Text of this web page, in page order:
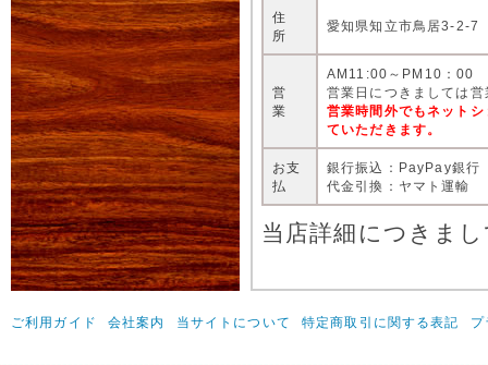
住
所
愛知県知立市鳥居3-2-7
営
業
AM11:00～PM10：00
営業日につきましては
営業時間外でもネット
ていただきます。
お支
払
銀行振込：PayPay銀行
代金引換：ヤマト運輸
当店詳細につきま
ご利用ガイド 会社案内 当サイトについて 特定商取引に関する表記 プ